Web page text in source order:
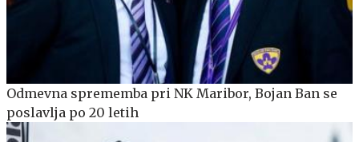
Odmevna sprememba pri NK Maribor, Bojan Ban se
poslavlja po 20 letih